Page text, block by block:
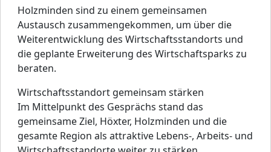
Holzminden sind zu einem gemeinsamen
Austausch zusammengekommen, um über die
Weiterentwicklung des Wirtschaftsstandorts und
die geplante Erweiterung des Wirtschaftsparks zu
beraten.
Wirtschaftsstandort gemeinsam stärken
Im Mittelpunkt des Gesprächs stand das
gemeinsame Ziel, Höxter, Holzminden und die
gesamte Region als attraktive Lebens-, Arbeits- und